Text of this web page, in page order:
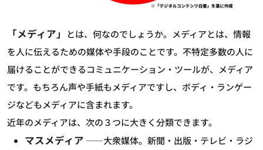
「メディア」
とは、何なのでしょうか。メディアとは、情報
を人に伝えるための媒体や手段のことです。不特定多数の人に
届けることができるコミュニケーション・ツールが、メディア
です。もちろん声や手紙もメディアですし、ボディ・ランゲー
ジなどもメディアに含まれます。
近年のメディアは、次の３つに大きく分類できます。
マスメディア ――大衆媒体。新聞・出版・テレビ・ラジ